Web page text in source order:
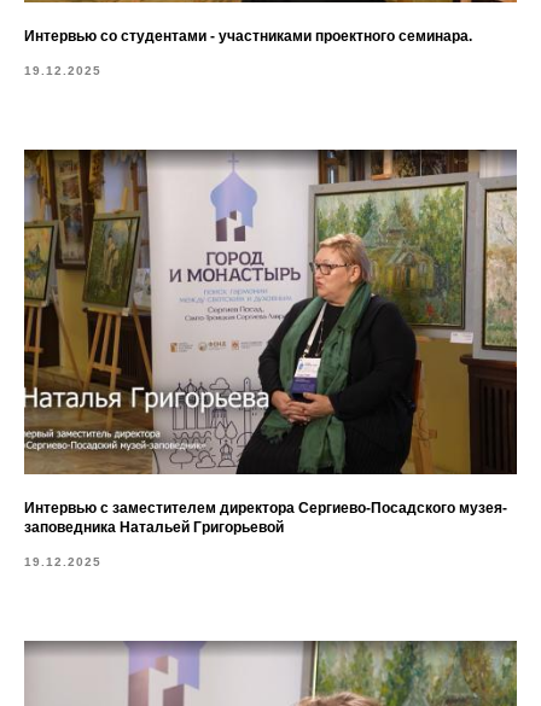
Интервью со студентами - участниками проектного семинара.
19.12.2025
Интервью с заместителем директора Сергиево-Посадского музея-
заповедника Натальей Григорьевой
19.12.2025